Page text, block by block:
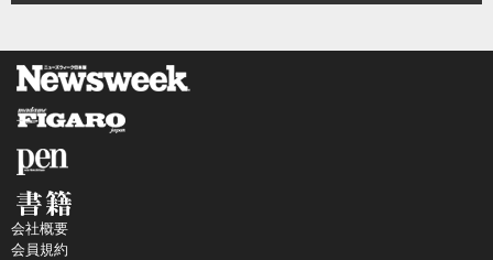
会社概要
会員規約